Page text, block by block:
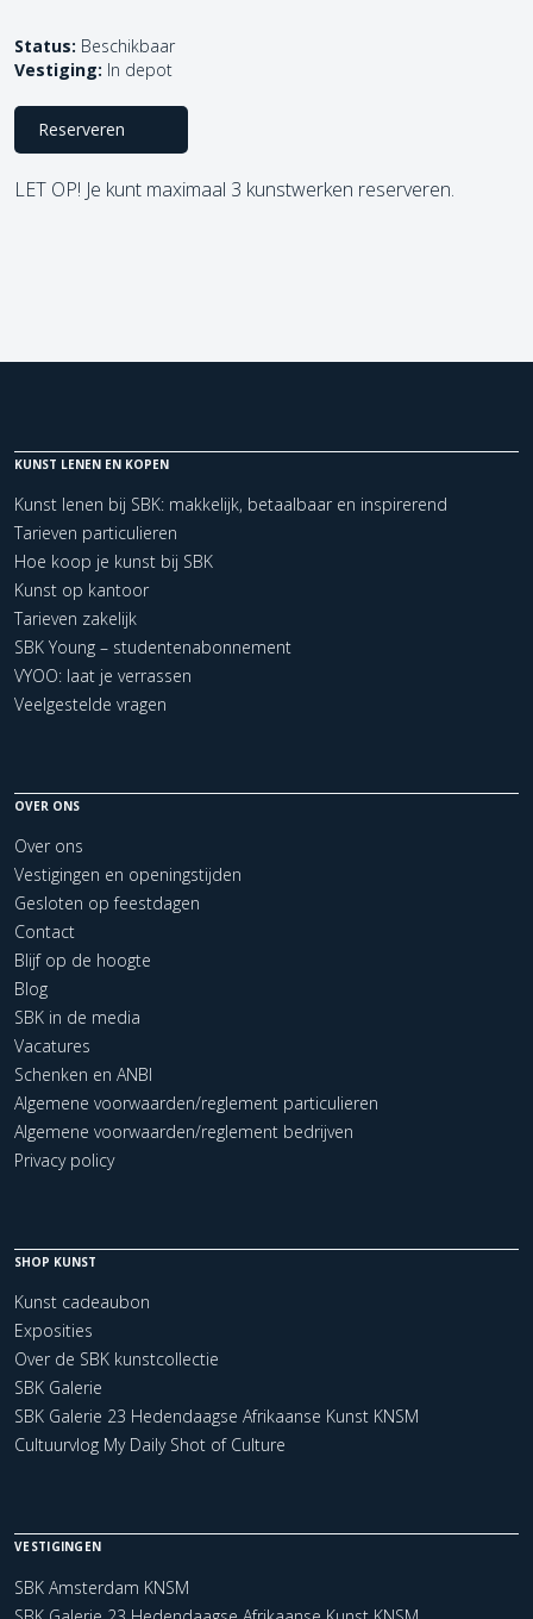
Status: Beschikbaar
Vestiging: In depot
Reserveren
LET OP! Je kunt maximaal 3 kunstwerken reserveren.
KUNST LENEN EN KOPEN
Kunst lenen bij SBK: makkelijk, betaalbaar en inspirerend
Tarieven particulieren
Hoe koop je kunst bij SBK
Kunst op kantoor
Tarieven zakelijk
SBK Young – studentenabonnement
VYOO: laat je verrassen
Veelgestelde vragen
OVER ONS
Over ons
Vestigingen en openingstijden
Gesloten op feestdagen
Contact
Blijf op de hoogte
Blog
SBK in de media
Vacatures
Schenken en ANBI
Algemene voorwaarden/reglement particulieren
Algemene voorwaarden/reglement bedrijven
Privacy policy
SHOP KUNST
Kunst cadeaubon
Exposities
Over de SBK kunstcollectie
SBK Galerie
SBK Galerie 23 Hedendaagse Afrikaanse Kunst KNSM
Cultuurvlog My Daily Shot of Culture
VESTIGINGEN
SBK Amsterdam KNSM